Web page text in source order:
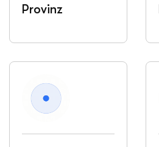
Provinz